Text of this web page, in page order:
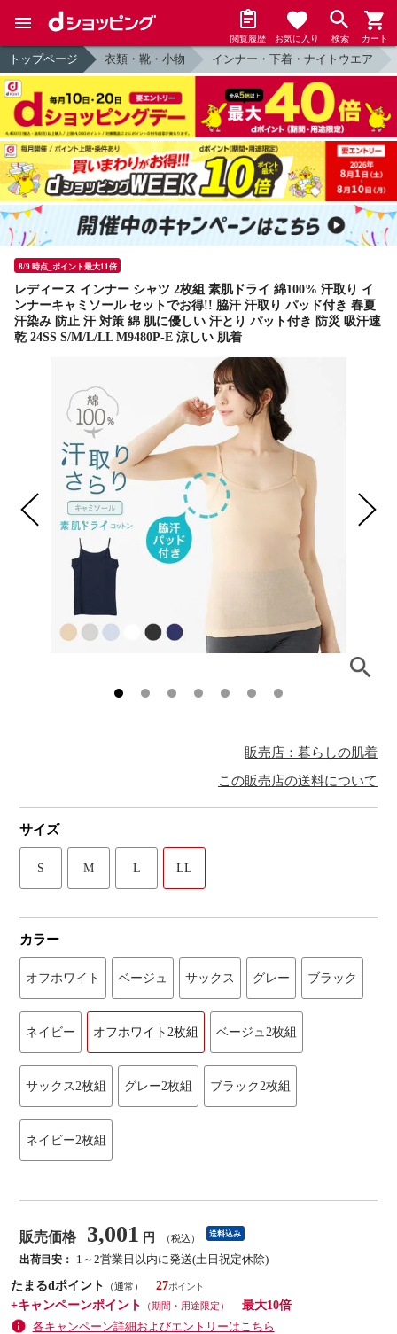
閲覧履歴 お気に入り 検索 カート
トップページ 衣類・靴・小物 インナー・下着・ナイトウエア
8/9 時点_ポイント最大11倍
レディース インナー シャツ 2枚組 素肌ドライ 綿100% 汗取り イ
ンナーキャミソール セットでお得!! 脇汗 汗取り パッド付き 春夏
汗染み 防止 汗 対策 綿 肌に優しい 汗とり パット付き 防災 吸汗速
乾 24SS S/M/L/LL M9480P-E 涼しい 肌着
販売店：暮らしの肌着
この販売店の送料について
サイズ
S M L LL
カラー
オフホワイト ベージュ サックス グレー ブラック
ネイビー オフホワイト2枚組 ベージュ2枚組
サックス2枚組 グレー2枚組 ブラック2枚組
ネイビー2枚組
販売価格 3,001 円 （税込） 送料込み
出荷目安：
1～2営業日以内に発送(土日祝定休除)
たまるdポイント
（通常）
27
+キャンペーンポイント
（期間・用途限定）
最大10倍
各キャンペーン詳細およびエントリーはこちら